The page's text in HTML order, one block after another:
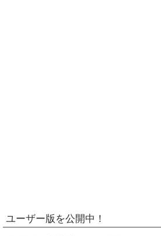
ユーザー版を公開中！